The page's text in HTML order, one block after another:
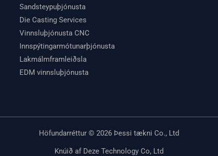
Sandsteypuþjónusta
Die Casting Services
Vinnsluþjónusta CNC
Innspýtingarmótunarþjónusta
Lakmálmframleiðsla
EDM vinnsluþjónusta
Höfundarréttur © 2026 Þessi tækni Co., Ltd
Knúið af Deze Technology Co, Ltd